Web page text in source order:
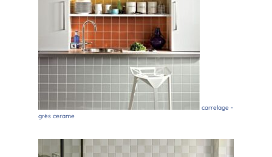
carrelage -
grès cerame